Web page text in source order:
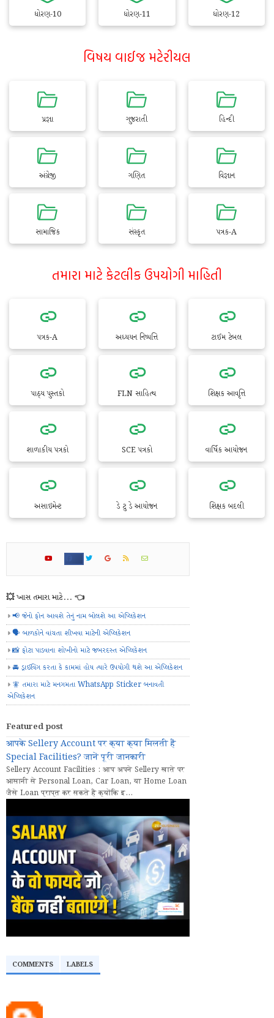
ધોરણ-10 ધોરણ-11 ધોરણ-12
વિષય વાઈજ મટેરીયલ
પ્રજ્ઞા ગુજરાતી હિન્દી
અંગ્રેજી ગણિત વિજ્ઞાન
સામાજિક સંસ્કૃત પત્રક-A
તમારા માટે કેટલીક ઉપયોગી માહિતી
પત્રક-A અધ્યયન નિષ્પત્તિ ટાઈમ ટેબલ
પાઠ્ય પુસ્તકો FLN સાહિત્ય શિક્ષક આવૃત્તિ
શાળાકીય પત્રકો SCE પત્રકો વાર્ષિક આયોજન
અસાઇમેન્ટ ડે ટુ ડે આયોજન શિક્ષક બદલી
💥 ખાસ તમારા માટે... 👈
📢 જેનો ફોન આવશે તેનું નામ બોલશે આ એપ્લિકેશન
🗣️ બાળકોને વાંચતા શીખવા માટેની એપ્લિકેશન
📸 ફોટા પાડવાના શોખીનો માટે જબરદસ્ત એપ્લિકેશન
🚘 ડ્રાઈવિંગ કરતા કે કામમાં હોય ત્યારે ઉપયોગી થશે આ એપ્લિકેશન
🧚 તમારા માટે મનગમતા WhatsApp Sticker બનાવતી
એપ્લિકેશન
Featured post
आपके Sellery Account पर क्या क्या मिलती हैं
Special Facilities? जानें पूरी जानकारी
Sellery Account Facilities : आप अपने Sellery खाते पर
आसानी से Personal Loan, Car Loan, या Home Loan
जैसे Loan प्राप्त कर सकते हैं क्योंकि इ...
COMMENTS LABELS